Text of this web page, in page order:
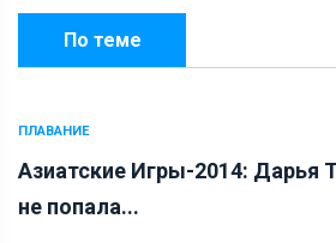
По теме
ПЛАВАНИЕ
Азиатские Игры-2014: Дарья
не попала...